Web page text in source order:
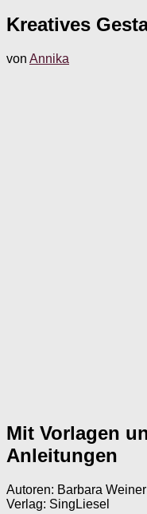
Kreatives
von Annika
Mit Vorlagen
Anleitungen
Autoren: Barbara
Verlag: SingLiesel